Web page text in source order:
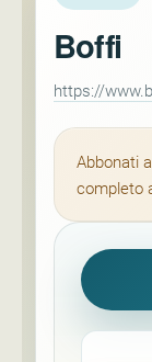
Boffi
https://
Abbonati a
completo